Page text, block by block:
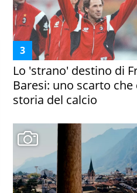
Lo 'strano' destino di
Baresi: uno scarto
storia del calcio